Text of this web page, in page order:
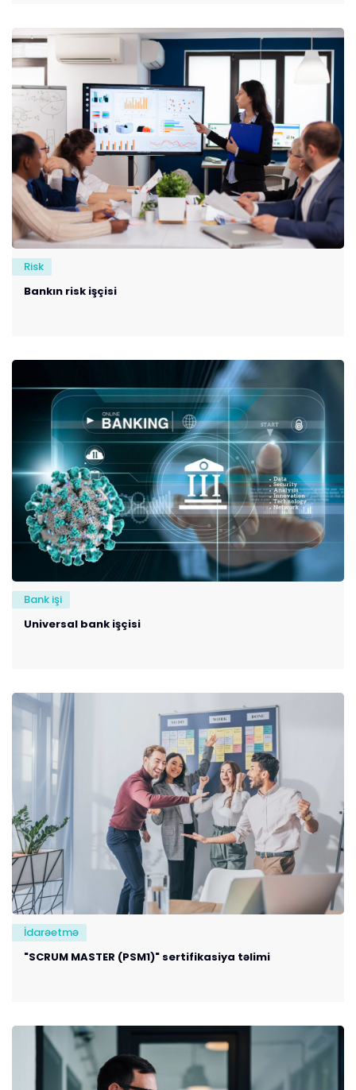
Risk
Bankın risk işçisi
Bank işi
Universal bank işçisi
İdarəetmə
"SCRUM MASTER (PSM1)" sertifikasiya təlimi